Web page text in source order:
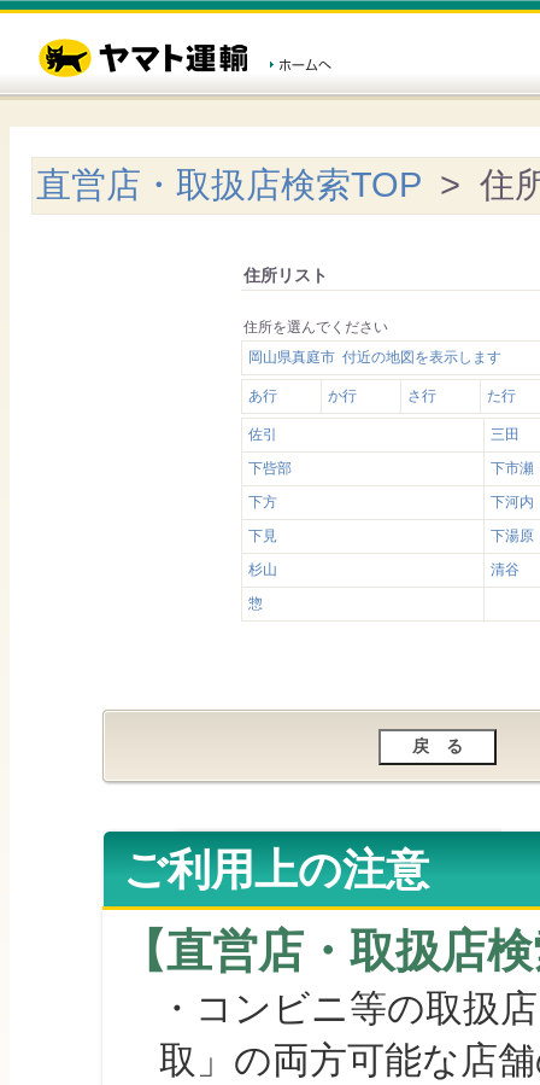
直営店・取扱店検索TOP > 住
住所リスト
住所を選んでください
岡山県真庭市 付近の地図を表示します
あ行 か行 さ行 た行
佐引
三田
下呰部
下市瀬
下方
下河内
下見
下湯原
杉山
清谷
惣
ご利用上の注意
【直営店・取扱店
・コンビニ等の取扱
取」の両方可能な店